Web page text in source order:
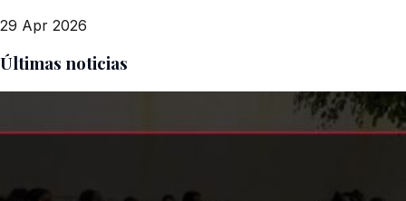
29 Apr 2026
Últimas noticias